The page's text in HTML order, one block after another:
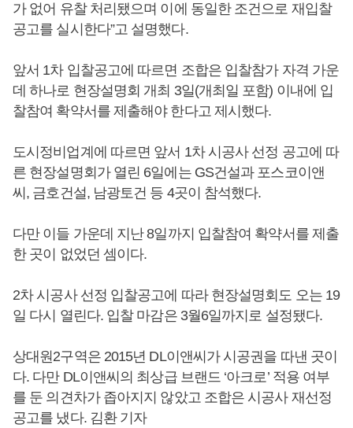
가 없어 유찰 처리됐으며 이에 동일한 조건으로 재입찰
공고를 실시한다”고 설명했다.
앞서 1차 입찰공고에 따르면 조합은 입찰참가 자격 가운
데 하나로 현장설명회 개최 3일(개최일 포함) 이내에 입
찰참여 확약서를 제출해야 한다고 제시했다.
도시정비업계에 따르면 앞서 1차 시공사 선정 공고에 따
른 현장설명회가 열린 6일에는 GS건설과 포스코이앤
씨, 금호건설, 남광토건 등 4곳이 참석했다.
다만 이들 가운데 지난 8일까지 입찰참여 확약서를 제출
한 곳이 없었던 셈이다.
2차 시공사 선정 입찰공고에 따라 현장설명회도 오는 19
일 다시 열린다. 입찰 마감은 3월6일까지로 설정됐다.
상대원2구역은 2015년 DL이앤씨가 시공권을 따낸 곳이
다. 다만 DL이앤씨의 최상급 브랜드 ‘아크로’ 적용 여부
를 둔 의견차가 좁아지지 않았고 조합은 시공사 재선정
공고를 냈다. 김환 기자